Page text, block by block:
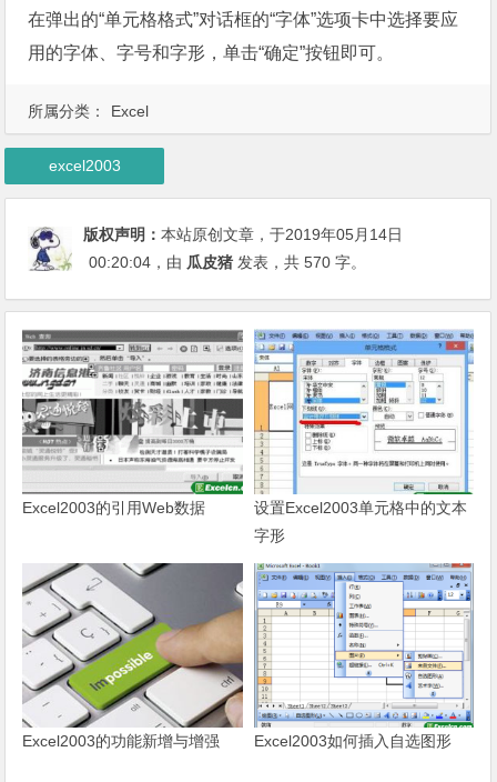
在弹出的“单元格格式”对话框的“字体”选项卡中选择要应
用的字体、字号和字形，单击“确定”按钮即可。
所属分类： Excel
excel2003
版权声明：本站原创文章，于2019年05月14日
00:20:04 ，由 瓜皮猪 发表，共 570 字。
Excel2003的引用Web数据
设置Excel2003单元格中的文本
字形
Excel2003的功能新增与增强 Excel2003如何插入自选图形